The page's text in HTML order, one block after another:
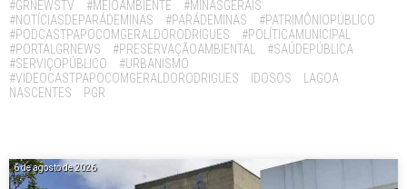
#GRNEWSTV
#MEIOAMBIENTE
#MINASGERAIS
#NOTÍCIASDEPARÁDEMINAS
#PARÁDEMINAS
#PATRIMÔNIOPÚBLICO
#PODCASTPAPOCOMGERALDORODRIGUES
#POLÍTICAMUNICIPAL
#PORTALGRNEWS
#PRESERVAÇÃOAMBIENTAL
#SAÚDEPÚBLICA
#SERVIÇOPÚBLICO
#URBANISMO
#VIDEOCASTPAPOCOMGERALDORODRIGUES
IDOSOS
LAGOA
NASCENTES
PGR
6 de agosto de 2026